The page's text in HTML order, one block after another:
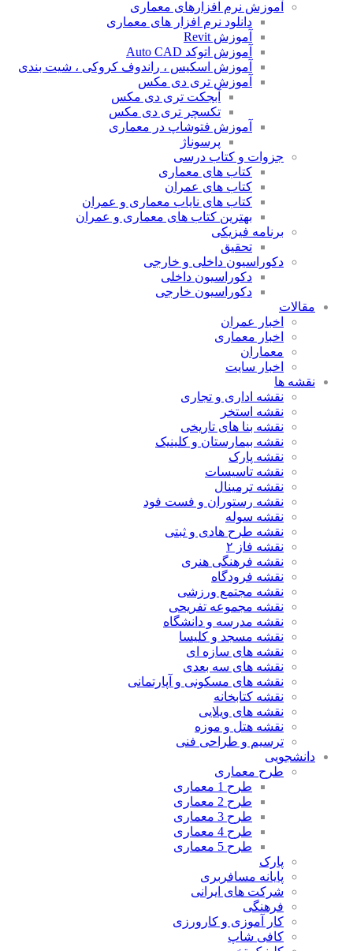
آموزش نرم افزارهای معماری
دانلود نرم افزار های معماری
آموزش Revit
آموزش اتوکد Auto CAD
آموزش اسکیس ، راندوف کروکی ، شیت بندی
آموزش تری دی مکس
آبجکت تری دی مکس
تکسچر تری دی مکس
آموزش فتوشاپ در معماری
پرسوناژ
جزوات و کتاب درسی
کتاب های معماری
کتاب های عمران
کتاب های نایاب معماری و عمران
بهترین کتاب های معماری و عمران
برنامه فیزیکی
تحقیق
دکوراسیون داخلی و خارجی
دکوراسیون داخلی
دکوراسیون خارجی
مقالات
اخبار عمران
اخبار معماری
معماران
اخبار سایت
نقشه ها
نقشه اداری و تجاری
نقشه استخر
نقشه بنا های تاریخی
نقشه بیمارستان و کلینیک
نقشه پارک
نقشه تاسیسات
نقشه ترمینال
نقشه رستوران و فست فود
نقشه سوله
نقشه طرح هادی و ثبتی
نقشه فاز ۲
نقشه فرهنگی هنری
نقشه فرودگاه
نقشه مجتمع ورزشی
نقشه مجموعه تفریحی
نقشه مدرسه و دانشگاه
نقشه مسجد و کلیسا
نقشه های سازه ای
نقشه های سه بعدی
نقشه های مسکونی و آپارتمانی
نقشه کتابخانه
نقشه های ویلایی
نقشه هتل و موزه
ترسیم و طراحی فنی
دانشجویی
طرح معماری
طرح 1 معماری
طرح 2 معماری
طرح 3 معماری
طرح 4 معماری
طرح 5 معماری
پارک
پایانه مسافربری
شرکت های ایرانی
فرهنگی
کار آموزی و کارورزی
کافی شاپ